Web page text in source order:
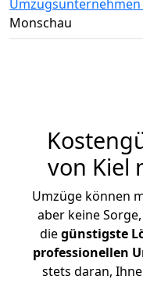
Umzugsunternehmen
Monschau
von Kiel
Umzüge können
aber keine
diegünstigste
professionellen
stets daran,